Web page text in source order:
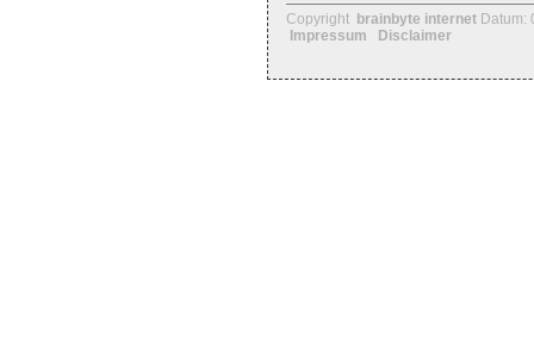
Copyright brainbyte internet Datum:
Impressum
Disclaimer